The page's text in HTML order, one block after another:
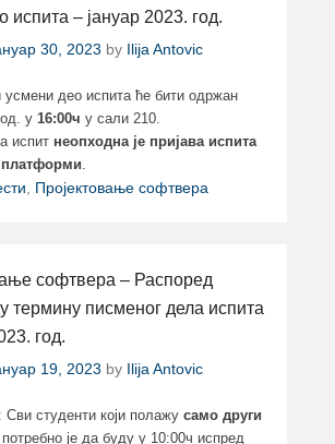
испита – јануар 2023. год.
30, 2023 by Ilija Antovic
усмени део испита ће бити одржан
у 16:00ч у сали 210.
испит неопходна је пријава испита
.
Пројектовање софтвера
софтвера – Распоред
термину писменог дела испита
год.
19, 2023 by Ilija Antovic
студенти који полажу само други
потребно је да буду у 10:00ч испред